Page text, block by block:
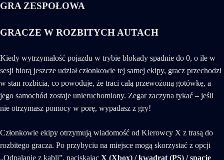
GRA ZESPOŁOWA
GRACZE W ROZBITYCH AUTACH
Kiedy wytrzymałość pojazdu w trybie blokady spadnie do 0, o ile w
sesji biorą jeszcze udział członkowie tej samej ekipy, gracz przechodzi
w stan rozbicia, co powoduje, że traci całą przewożoną gotówkę, a
jego samochód zostaje unieruchomiony. Zegar zaczyna tykać – jeśli
nie otrzymasz pomocy w porę, wypadasz z gry!
Członkowie ekipy otrzymują wiadomość od Kierowcy X z trasą do
rozbitego gracza. Po przybyciu na miejsce mogą skorzystać z opcji
„Odpalanie z kabli”, naciskając X (Xbox) / kwadrat (PS) / spację